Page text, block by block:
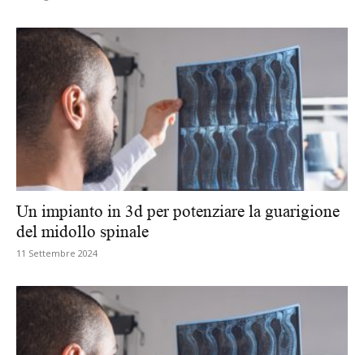
Un impianto in 3d per potenziare la guarigione
del midollo spinale
11 Settembre 2024